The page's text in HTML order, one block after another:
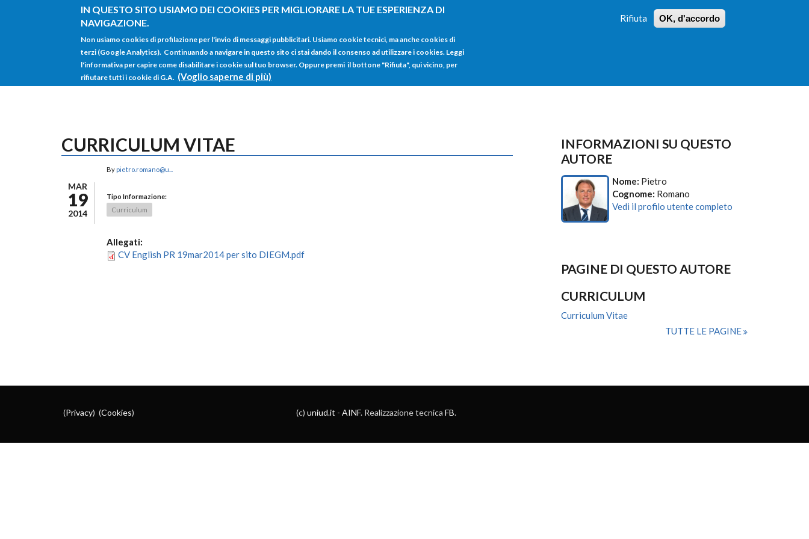
IN QUESTO SITO USIAMO DEI COOKIES PER MIGLIORARE LA TUE ESPERIENZA DI
NAVIGAZIONE.
Non usiamo cookies di profilazione per l'invio di messaggi pubblicitari. Usiamo cookie tecnici, ma anche cookies di
terzi (Google Analytics). Continuando a navigare in questo sito ci stai dando il consenso ad utilizzare i cookies. Leggi
l'informativa per capire come disabilitare i cookie sul tuo browser. Oppure premi il bottone "Rifiuta", qui vicino, per
rifiutare tutti i cookie di G.A. (Voglio saperne di più)
Rifiuta OK, d'accordo
Salta al contenuto principale
RICERCA
HOME
CURRICULUM VITAE
MAR
19
2014
By pietro.romano@u...
Tipo Informazione:
Curriculum
Allegati:
CV English PR 19mar2014 per sito DIEGM.pdf
INFORMAZIONI SU QUESTO
AUTORE
Nome: Pietro
Cognome: Romano
Vedi il profilo utente completo
PAGINE DI QUESTO AUTORE
CURRICULUM
Curriculum Vitae
TUTTE LE PAGINE
(Privacy) (Cookies) (c) uniud.it - AINF. Realizzazione tecnica FB.